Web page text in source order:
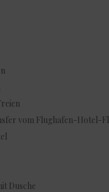
vom Flughafen-Hotel-
Dusche